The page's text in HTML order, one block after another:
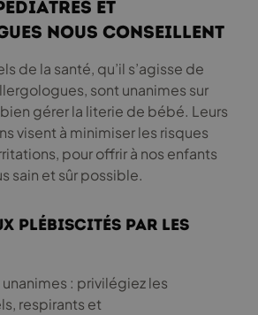
et
nous conseillent
de la santé, qu’il s’agisse de
sont unanimes sur
gérer la literie de bébé. Leurs
visent à minimiser les risques
pour offrir à nos enfants
sain et sûr possible.
plébiscités par les
: privilégiez les
respirants et